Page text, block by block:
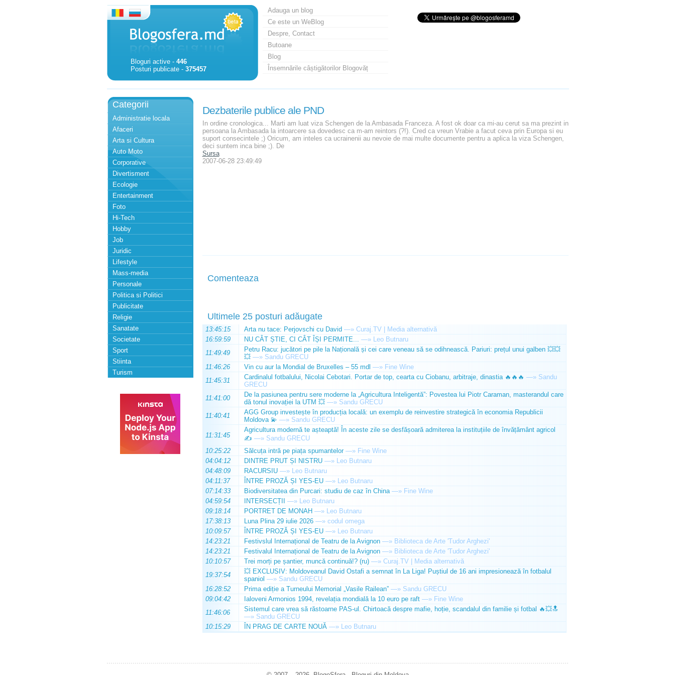
Bloguri active - 446
Posturi publicate - 375457
Adauga un blog
Ce este un WeBlog
Despre, Contact
Butoane
Blog
Însemnările câștigătorilor Blogovăț
Categorii
Administratie locala
Afaceri
Arta si Cultura
Auto Moto
Corporative
Divertisment
Ecologie
Entertainment
Foto
Hi-Tech
Hobby
Job
Juridic
Lifestyle
Mass-media
Personale
Politica si Politici
Publicitate
Religie
Sanatate
Societate
Sport
Stiinta
Turism
Dezbaterile publice ale PND
In ordine cronologica... Marti am luat viza Schengen de la Ambasada Franceza. A fost ok doar ca mi-au cerut sa ma prezint in
persoana la Ambasada la intoarcere sa dovedesc ca m-am reintors (?!). Cred ca vreun Vrabie a facut ceva prin Europa si eu
suport consecintele ;) Oricum, am inteles ca ucrainenii au nevoie de mai multe documente pentru a aplica la viza Schengen,
deci suntem inca bine ;). De
Sursa
2007-06-28 23:49:49
Comenteaza
Ultimele 25 posturi adăugate
13:45:15 Arta nu tace: Perjovschi cu David —» Curaj.TV | Media alternativă
16:59:59
NU CÂT ȘTIE, CI CÂT ÎȘI PERMITE... —» Leo Butnaru
11:49:49
Petru Racu: jucători pe pile la Națională și cei care veneau să se odihnească. Pariuri: prețul unui galben 💥💥
💥 —» Sandu GRECU
11:46:26
Vin cu aur la Mondial de Bruxelles – 55 mdl —» Fine Wine
11:45:31
Cardinalul fotbalului, Nicolai Cebotari. Portar de top, cearta cu Ciobanu, arbitraje, dinastia 🔥🔥🔥 —» Sandu
GRECU
11:41:00
De la pasiunea pentru sere moderne la „Agricultura Inteligentă”: Povestea lui Piotr Caraman, masterandul care
dă tonul inovației la UTM 💥 —» Sandu GRECU
11:40:41
AGG Group investește în producția locală: un exemplu de reinvestire strategică în economia Republicii
Moldova 💫 —» Sandu GRECU
11:31:45
Agricultura modernă te așteaptă! În aceste zile se desfășoară admiterea la instituțiile de învățământ agricol
✍️ —» Sandu GRECU
10:25:22
Sălcuța intră pe piața spumantelor —» Fine Wine
04:04:12
DINTRE PRUT ȘI NISTRU —» Leo Butnaru
04:48:09
RACURSIU —» Leo Butnaru
04:11:37
ÎNTRE PROZĂ ȘI YES-EU —» Leo Butnaru
07:14:33
Biodiversitatea din Purcari: studiu de caz în China —» Fine Wine
04:59:54
INTERSECȚII —» Leo Butnaru
09:18:14
PORTRET DE MONAH —» Leo Butnaru
17:38:13
Luna Plina 29 iulie 2026 —» codul omega
10:09:57
ÎNTRE PROZĂ ȘI YES-EU —» Leo Butnaru
14:23:21
Festivslul Internațional de Teatru de la Avignon —» Biblioteca de Arte 'Tudor Arghezi'
14:23:21
Festivalul Internațional de Teatru de la Avignon —» Biblioteca de Arte 'Tudor Arghezi'
10:10:57
Trei morți pe șantier, muncă continuă!? (ru) —» Curaj.TV | Media alternativă
19:37:54
💥 EXCLUSIV: Moldoveanul David Ostafi a semnat în La Liga! Puștiul de 16 ani impresionează în fotbalul
spaniol —» Sandu GRECU
16:28:52
Prima ediție a Turneului Memorial „Vasile Railean” —» Sandu GRECU
09:04:42
Ialoveni Armonios 1994, revelația mondială la 10 euro pe raft —» Fine Wine
11:46:06
Sistemul care vrea să răstoarne PAS-ul. Chirtoacă despre mafie, hoție, scandalul din familie și fotbal 🔥💥🔝
—» Sandu GRECU
10:15:29
ÎN PRAG DE CARTE NOUĂ —» Leo Butnaru